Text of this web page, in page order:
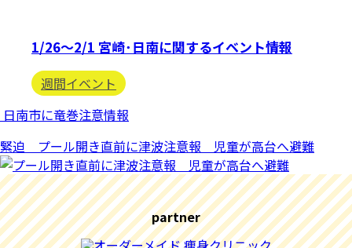
1/26〜2/1 宮崎･日南に関するイベント情報
週間イベント
日南市に竜巻注意情報
緊迫 プール開き直前に津波注意報 児童が高台へ避難
partner